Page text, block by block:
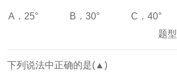
A．25° B．30° C．40°
题型
下列说法中正确的是(▲)